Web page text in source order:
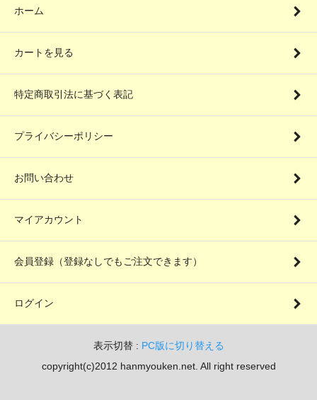
ホーム
カートを見る
特定商取引法に基づく表記
プライバシーポリシー
お問い合わせ
マイアカウント
会員登録（登録なしでもご注文できます）
ログイン
表示切替 : PC版に切り替える
copyright(c)2012 hanmyouken.net. All right reserved